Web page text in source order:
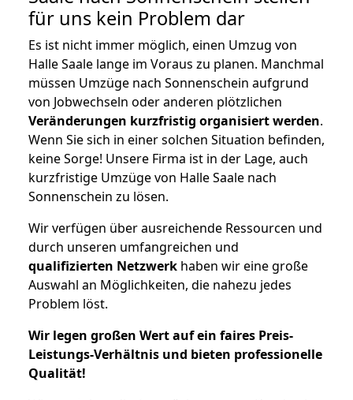
für uns kein Problem dar
Es ist nicht immer möglich, einen Umzug von
Halle Saale lange im Voraus zu planen. Manchmal
müssen Umzüge nach Sonnenschein aufgrund
von Jobwechseln oder anderen plötzlichen
Veränderungen kurzfristig organisiert werden.
Wenn Sie sich in einer solchen Situation befinden,
keine Sorge! Unsere Firma ist in der Lage, auch
kurzfristige Umzüge von Halle Saale nach
Sonnenschein zu lösen.
Wir verfügen über ausreichende Ressourcen und
durch unseren umfangreichen und
qualifizierten Netzwerk haben wir eine große
Auswahl an Möglichkeiten, die nahezu jedes
Problem löst.
Wir legen großen Wert auf ein faires Preis-
Leistungs-Verhältnis und bieten professionelle
Qualität!